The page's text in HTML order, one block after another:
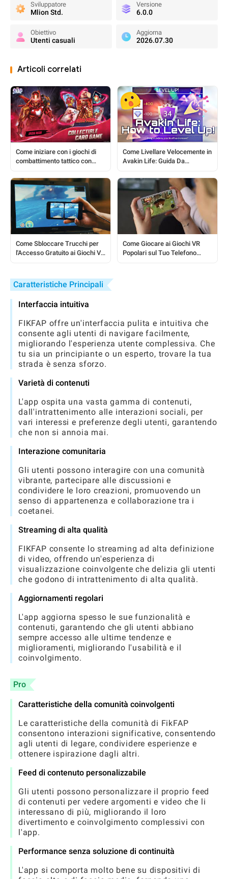
Sviluppatore
Mlion Std.
Versione
6.0.0
Obiettivo
Utenti casuali
Aggiorna
2026.07.30
Articoli correlati
Come iniziare con i giochi di
combattimento tattico con
nuovi giocatori
Come Livellare Velocemente in
Avakin Life: Guida Da
Come Sbloccare Trucchi per
l'Accesso Gratuito ai Giochi VR
Come Giocare ai Giochi VR
Popolari sul Tuo Telefono
Caratteristiche Principali
Interfaccia intuitiva
FIKFAP offre un'interfaccia pulita e intuitiva che
consente agli utenti di navigare facilmente,
migliorando l'esperienza utente complessiva. Che
tu sia un principiante o un esperto, trovare la tua
strada è senza sforzo.
Varietà di contenuti
L'app ospita una vasta gamma di contenuti,
dall'intrattenimento alle interazioni sociali, per
vari interessi e preferenze degli utenti, garantendo
che non si annoia mai.
Interazione comunitaria
Gli utenti possono interagire con una comunità
vibrante, partecipare alle discussioni e
condividere le loro creazioni, promuovendo un
senso di appartenenza e collaborazione tra i
coetanei.
Streaming di alta qualità
FIKFAP consente lo streaming ad alta definizione
di video, offrendo un'esperienza di
visualizzazione coinvolgente che delizia gli utenti
che godono di intrattenimento di alta qualità.
Aggiornamenti regolari
L'app aggiorna spesso le sue funzionalità e
contenuti, garantendo che gli utenti abbiano
sempre accesso alle ultime tendenze e
miglioramenti, migliorando l'usabilità e il
coinvolgimento.
Pro
Caratteristiche della comunità coinvolgenti
Le caratteristiche della comunità di FikFAP
consentono interazioni significative, consentendo
agli utenti di legare, condividere esperienze e
ottenere ispirazione dagli altri.
Feed di contenuto personalizzabile
Gli utenti possono personalizzare il proprio feed
di contenuti per vedere argomenti e video che li
interessano di più, migliorando il loro
divertimento e coinvolgimento complessivi con
l'app.
Performance senza soluzione di continuità
L'app si comporta molto bene su dispositivi di